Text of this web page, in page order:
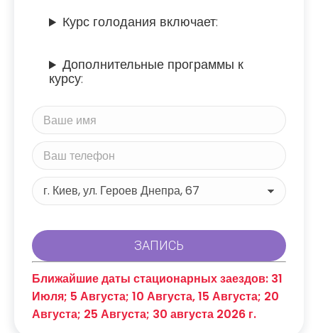
Курс голодания включает:
Дополнительные программы к
курсу:
Ближайшие даты стационарных заездов: 31
Июля; 5 Августа; 10 Августа, 15 Августа; 20
Августа; 25 Августа; 30 августа 2026 г.